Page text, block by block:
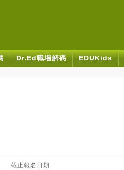
Dr.Ed職場解碼 EDUKids
截止報名日期